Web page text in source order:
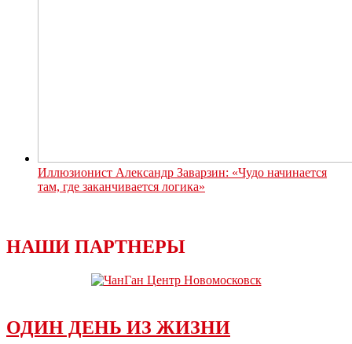
Иллюзионист Александр Заварзин: «Чудо начинается
там, где заканчивается логика»
НАШИ ПАРТНЕРЫ
ОДИН ДЕНЬ ИЗ ЖИЗНИ